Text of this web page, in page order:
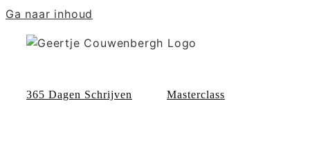
Ga naar inhoud
365 Dagen Schrijven Masterclass